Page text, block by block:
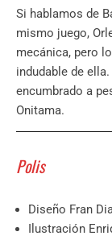
Si hablamos de
mismo juego,
mecánica, pero
indudable de
encumbrado a
Onitama.
Polis
Diseño Fran
Ilustración